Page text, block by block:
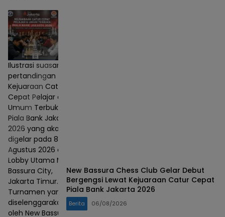
Ilustrasi suasana
pertandingan
Kejuaraan Catur
Cepat Pelajar dan
Umum Terbuka
Piala Bank Jakarta
2026 yang akan
digelar pada 8–9
Agustus 2026 di
Lobby Utama Mall
Bassura City,
Jakarta Timur.
Turnamen yang
diselenggarakan
oleh New Bassura
New Bassura Chess Club Gelar Debut
Bergengsi Lewat Kejuaraan Catur Cepat
Piala Bank Jakarta 2026
Berita 06/08/2026